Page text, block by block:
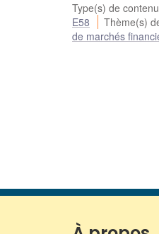
Type(s) de contenu
E58
Thème(s)
de marchés